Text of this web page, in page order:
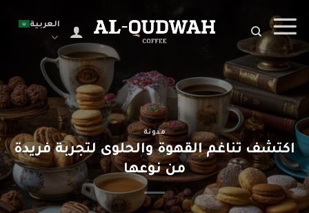
content
العربية
مدونة
اكتشف تناغم القهوة والحلوى لتجربة فريدة
من نوعها